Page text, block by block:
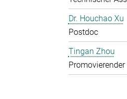
Dr. Houchao Xu
Postdoc
Tingan Zhou
Promovierender